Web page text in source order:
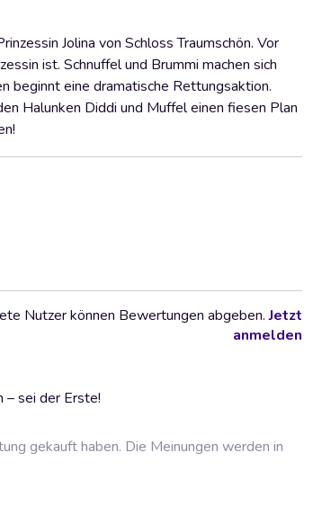
Jolina von Schloss Traumschön. Vor
ist. Schnuffel und Brummi machen sich
beginnt eine dramatische Rettungsaktion.
Halunken Diddi und Muffel einen fiesen Plan
– sei der Erste!
Nutzer können Bewertungen abgeben.Jetzt
anmelden
gekauft haben. Die Meinungen werden in